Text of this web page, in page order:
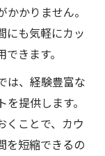
かりません。
にも気軽にカッ
きます。
は、経験豊富な
提供します。
くことで、カウ
を短縮できるの